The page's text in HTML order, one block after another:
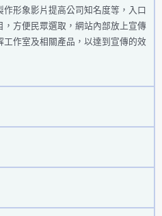
形象影片提高公司知名度等，入口
方便民眾選取，網站內部放上宣傳
作室及相關產品，以達到宣傳的效